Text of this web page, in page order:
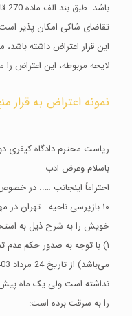
تقاضای شاکی امکان پذیر
این قرار اعتراض داشته باشد،
لایحه مربوطه، این اعتراض را
نمونه اعتراض به قرار
ریاست محترم دادگاه کیفری
باسلام وعرض ادب
احتراماً اینجانب ….. در
خویش را به شرح ذیل به
۱) با توجه به صدور حکم
نداشته است ولی یک ماه
را به سرقت برده است: